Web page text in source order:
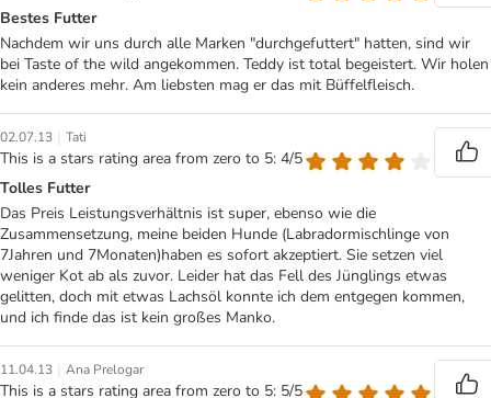
Bestes Futter
Nachdem wir uns durch alle Marken "durchgefuttert" hatten, sind wir
bei Taste of the wild angekommen. Teddy ist total begeistert. Wir holen
kein anderes mehr. Am liebsten mag er das mit Büffelfleisch.
02.07.13 | Tati
This is a stars rating area from zero to 5: 4/5
Tolles Futter
Das Preis Leistungsverhältnis ist super, ebenso wie die
Zusammensetzung, meine beiden Hunde (Labradormischlinge von
7Jahren und 7Monaten)haben es sofort akzeptiert. Sie setzen viel
weniger Kot ab als zuvor. Leider hat das Fell des Jünglings etwas
gelitten, doch mit etwas Lachsöl konnte ich dem entgegen kommen,
und ich finde das ist kein großes Manko.
11.04.13 | Ana Prelogar
This is a stars rating area from zero to 5: 5/5